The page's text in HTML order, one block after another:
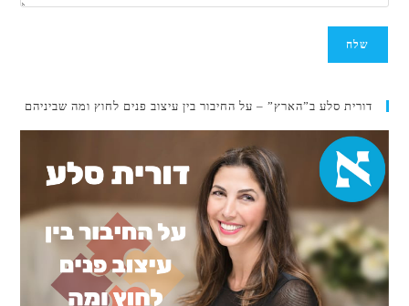
דורית סלע ב”הארץ” – על החיבור בין עיצוב פנים לחוץ ומה שביניהם